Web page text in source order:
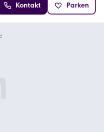
Kontakt Parken